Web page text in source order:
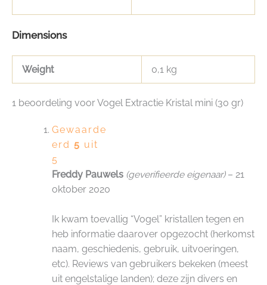
Dimensions
Weight 0,1 kg
1 beoordeling voorVogel Extractie Kristal mini (30 gr)
Gewaarde
erd 5 uit
5
Freddy Pauwels (geverifieerde eigenaar) – 21
oktober 2020
Ik kwam toevallig “Vogel” kristallen tegen en
heb informatie daarover opgezocht (herkomst
naam, geschiedenis, gebruik, uitvoeringen,
etc). Reviews van gebruikers bekeken (meest
uit engelstalige landen); deze zijn divers en